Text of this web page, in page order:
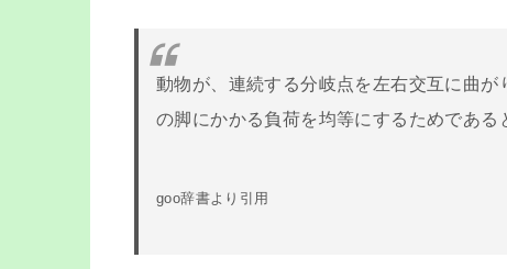
動物が、連続する分岐点を左右交互に曲
の脚にかかる負荷を均等にするためである
goo辞書より引用